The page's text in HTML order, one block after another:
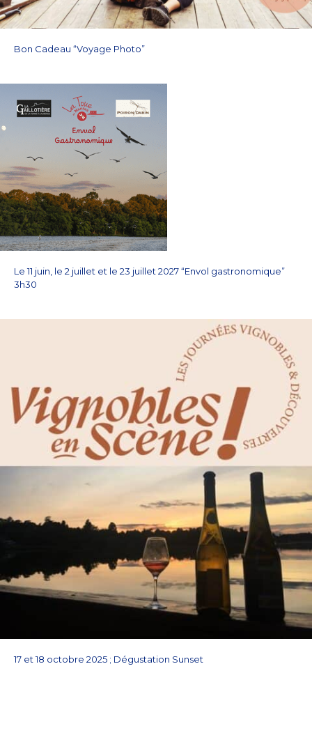
Bon Cadeau “Voyage Photo”
Le 11 juin, le 2 juillet et le 23 juillet 2027 “Envol gastronomique”
3h30
17 et 18 octobre 2025 ; Dégustation Sunset